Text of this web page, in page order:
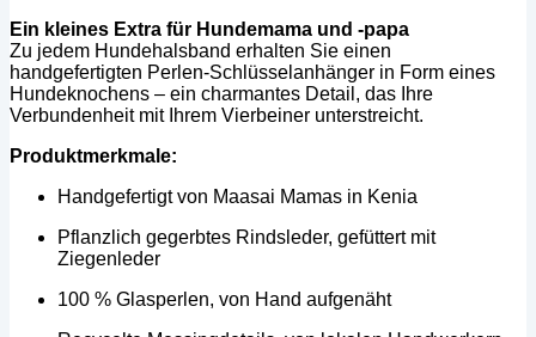
Ein kleines Extra für Hundemama und -papa
Zu jedem Hundehalsband erhalten Sie einen
handgefertigten Perlen-Schlüsselanhänger in Form eines
Hundeknochens – ein charmantes Detail, das Ihre
Verbundenheit mit Ihrem Vierbeiner unterstreicht.
Produktmerkmale:
Handgefertigt von Maasai Mamas in Kenia
Pflanzlich gegerbtes Rindsleder, gefüttert mit
Ziegenleder
100 % Glasperlen, von Hand aufgenäht